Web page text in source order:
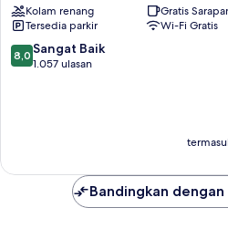
Barra
da
Tijuca
Kolam renang
Gratis
Tersedia parkir
Wi-Fi Gratis
8.0
dari
8,0 Sangat Baik
1.057 ulasan
Bandingkan